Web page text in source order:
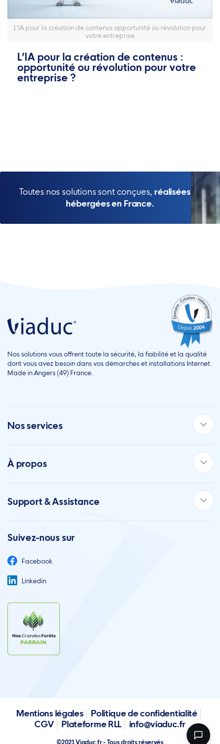
L’IA pour la création de contenus opportunité ou révolution pour
votre entreprise
L’IA pour la création de contenus :
opportunité ou révolution pour votre
entreprise ?
Toutes nos solutions sont conçues, réalisées et
hébergées en France.
Nos solutions vous offrent toute la sécurité, la fiabilité et la qualité
dont vous avez besoin dans vos démarches et installations Internet.
Made in Angers (49) France.
Nos services
À propos
Support & Assistance
Suivez-nous sur
Facebook
Linkedin
Mentions légales
Politique de confidentialité
CGV
Plateforme RLL info@viaduc.fr
©2021 Viaduc.fr - Tous droits réservés